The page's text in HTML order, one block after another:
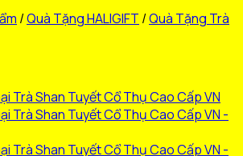
/Quà Tặng HALIGIFT /Quà Tặng Trà